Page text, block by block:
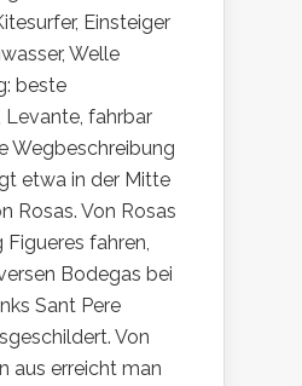
Einsteiger
Welle
beste
Levante, fahrbar
Wegbeschreibung
etwa in der Mitte
Rosas. Von Rosas
Figueres fahren,
Bodegas bei
Sant Pere
Von
aus erreicht man